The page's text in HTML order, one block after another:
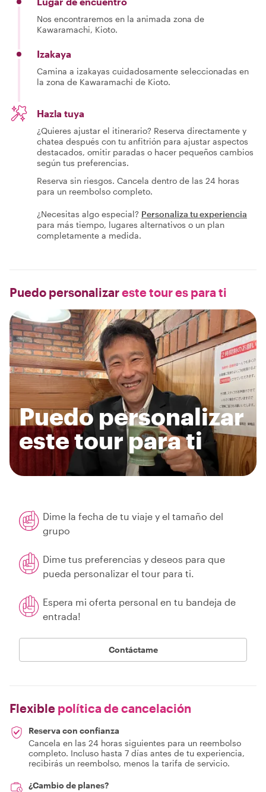
Nos encontraremos en la animada zona de
Kawaramachi, Kioto.
Izakaya
Camina a izakayas cuidadosamente seleccionadas en
la zona de Kawaramachi de Kioto.
Hazla tuya
¿Quieres ajustar el itinerario? Reserva directamente y
chatea después con tu anfitrión para ajustar aspectos
destacados, omitir paradas o hacer pequeños cambios
según tus preferencias.
Reserva sin riesgos. Cancela dentro de las 24 horas
para un reembolso completo.
¿Necesitas algo especial? Personaliza tu experiencia
para más tiempo, lugares alternativos o un plan
completamente a medida.
Puedo personalizareste tour es para ti
Puedo personalizar
este tour para ti
Dime la fecha de tu viaje y el tamaño del
grupo
Dime tus preferencias y deseos para que
pueda personalizar el tour para ti.
Espera mi oferta personal en tu bandeja de
entrada!
Contáctame
Flexible política de cancelación
Reserva con confianza
Cancela en las 24 horas siguientes para un reembolso
completo. Incluso hasta 7 días antes de tu experiencia,
recibirás un reembolso, menos la tarifa de servicio.
¿Cambio de planes?